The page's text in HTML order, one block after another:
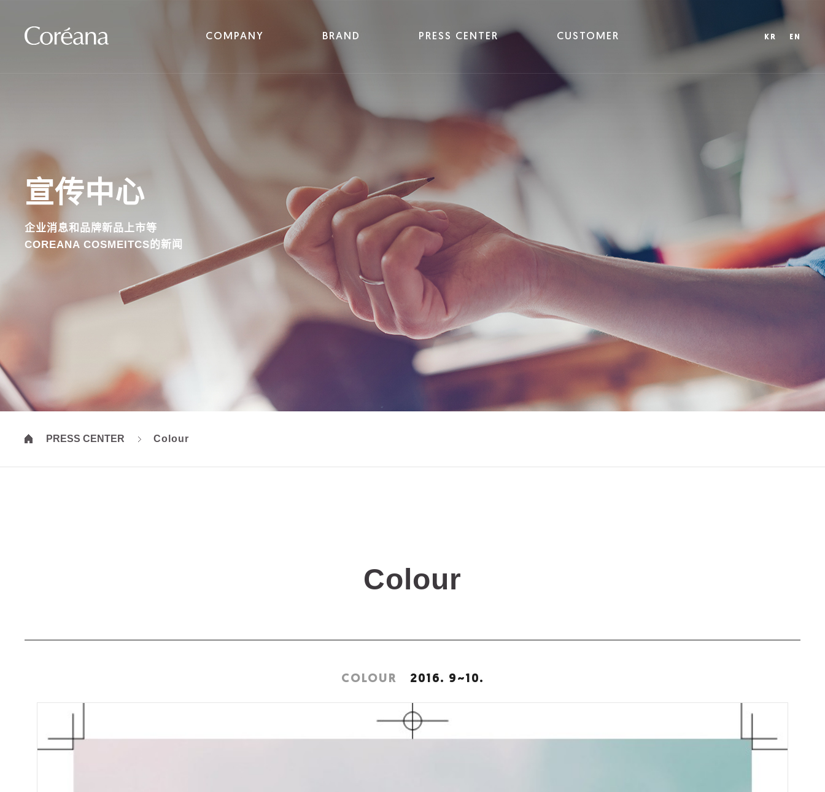
COMPANY BRAND PRESS CENTER CUSTOMER KR EN
宣传中心
企业消息和品牌新品上市等
COREANA COSMEITCS的新闻
PRESS CENTER Colour
COLOUR 2016. 9~10.